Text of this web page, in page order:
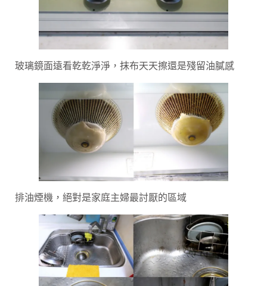
玻璃鏡面遠看乾乾淨淨，抹布天天擦還是殘留油膩感
排油煙機，絕對是家庭主婦最討厭的區域